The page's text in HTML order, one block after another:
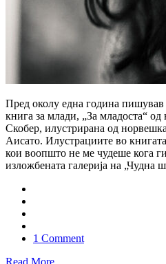
Пред околу една година пишував
книга за млади, „За младоста“
Скобер, илустрирана од
Аисато. Илустрациите во
кои воопшто не ме чудеше кога
изложбената галерија на „Чудна
1 Comment
Read More